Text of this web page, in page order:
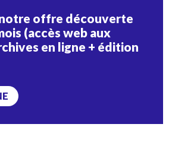
offre découverte
(accès web aux
en ligne + édition